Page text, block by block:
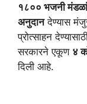
१८०० भजनी
अनुदानदेण्यास
प्रोत्साहन
सरकारने एकूण ४
दिली आहे.